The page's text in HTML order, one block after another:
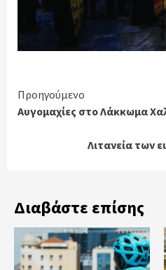
Continue
Reading
Προηγούμενο
Αυγομαχίες στο Λάκκωμα
Λιτανεία των
Διαβάστε επίσης